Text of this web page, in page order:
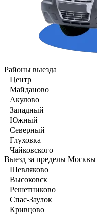
Районы выезда
Центр
Майданово
Акулово
Западный
Южный
Северный
Глуховка
Чайковского
Выезд за пределы Москвы
Шевляково
Высоковск
Решетниково
Спас-Заулок
Кривцово